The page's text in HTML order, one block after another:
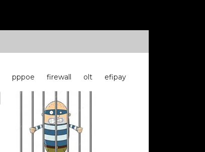
pppoe firewall olt
efipay